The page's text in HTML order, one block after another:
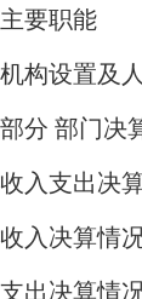
要职能
构设置及
分 部门决
入支出决
入决算情
出决算情